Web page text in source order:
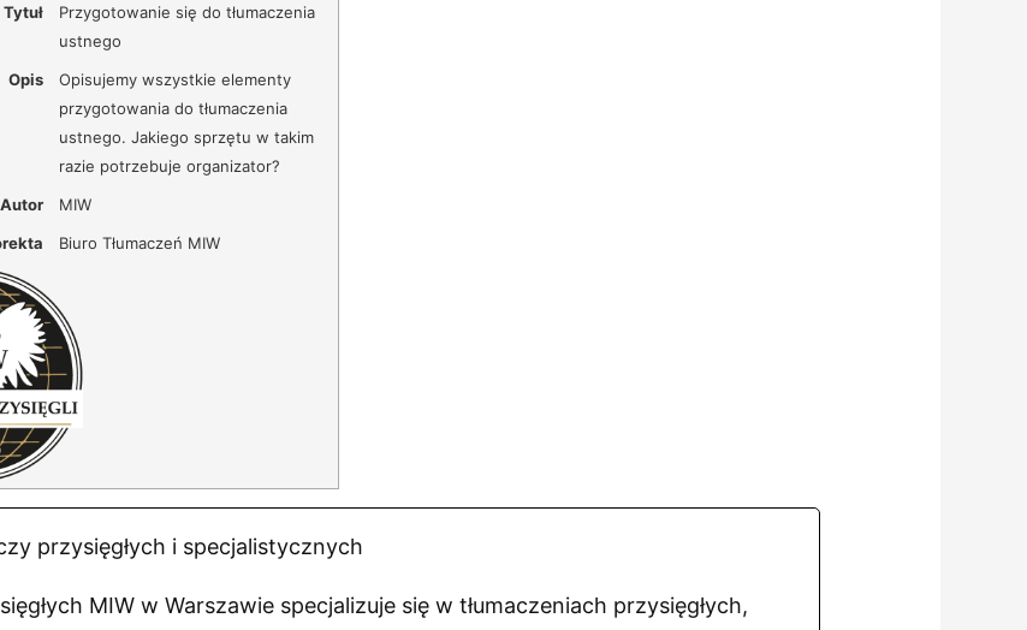
Tytuł
Przygotowanie się do tłumaczenia
ustnego
Opis
Opisujemy wszystkie elementy
przygotowania do tłumaczenia
ustnego. Jakiego sprzętu w takim
razie potrzebuje organizator?
Autor
MIW
Biuro Tłumaczeń MIW
przysięgłych i specjalistycznych
MIW w Warszawie specjalizuje się w tłumaczeniach przysięgłych,